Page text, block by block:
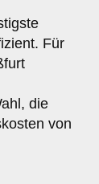
Für
die
von